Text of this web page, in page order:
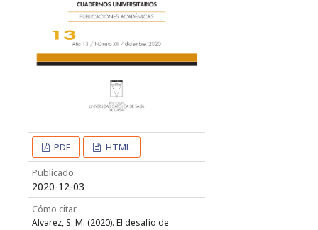
PDF
HTML
Publicado
2020-12-03
Cómo citar
Alvarez, S. M. (2020). El desafío de